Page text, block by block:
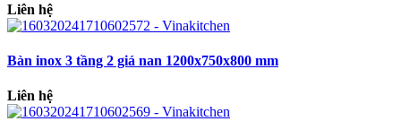
Liên hệ
Bàn inox 3 tầng 2 giá nan 1200x750x800 mm
Liên hệ